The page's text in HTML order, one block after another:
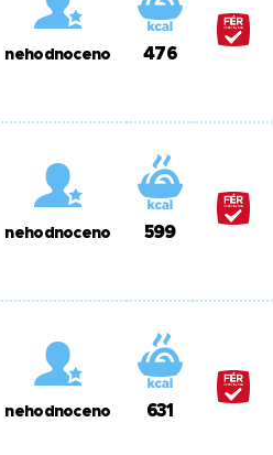
nehodnoceno 476
nehodnoceno 599
nehodnoceno 631